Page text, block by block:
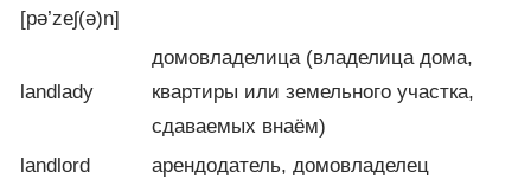
[pə’zeʃ(ə)n]
landlady
домовладелица (владелица дома,
квартиры или земельного участка,
сдаваемых внаём)
landlord
арендодатель, домовладелец